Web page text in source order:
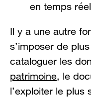
en temps réel
Il y a une autre
s’imposer de
cataloguer les
patrimoine, le
l’exploiter le plus